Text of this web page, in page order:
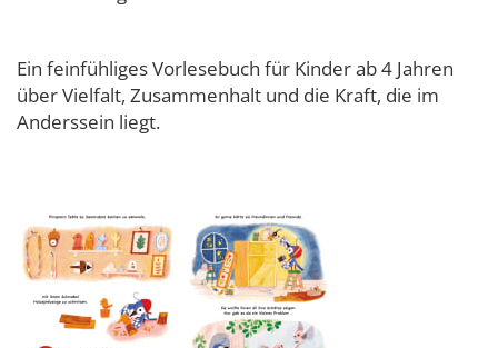
Ein feinfühliges Vorlesebuch für Kinder ab 4 Jahren
über Vielfalt, Zusammenhalt und die Kraft, die im
Anderssein liegt.